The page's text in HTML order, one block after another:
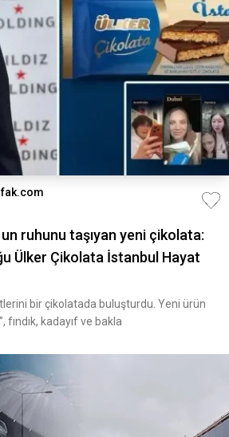
ruhunu taşıyan yeni çikolata:
Ülker Çikolata İstanbul Hayat
bir çikolatada buluşturdu. Yeni ürün
fındık, kadayıf ve bakla